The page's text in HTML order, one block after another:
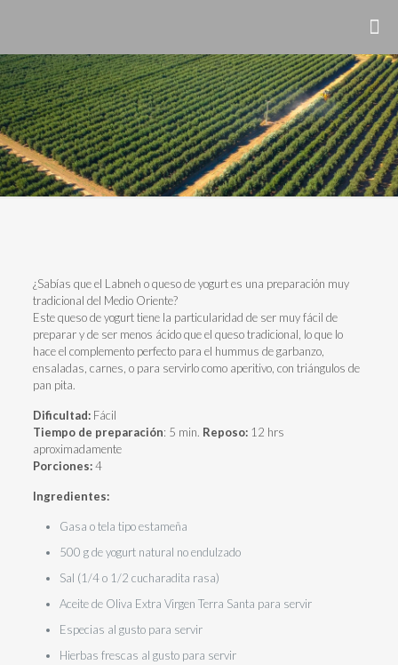
¿Sabías que el Labneh o queso de yogurt es una preparación muy
tradicional del Medio Oriente?
Este queso de yogurt tiene la particularidad de ser muy fácil de
preparar y de ser menos ácido que el queso tradicional, lo que lo
hace el complemento perfecto para el hummus de garbanzo,
ensaladas, carnes, o para servirlo como aperitivo, con triángulos de
pan pita.
Dificultad:Fácil
Tiempo de preparación: 5 min. Reposo:12 hrs
aproximadamente
Porciones:4
Ingredientes:
Gasa o tela tipo estameña
500 g de yogurt natural no endulzado
Sal (1/4 o 1/2 cucharadita rasa)
Aceite de Oliva Extra Virgen Terra Santa para servir
Especias al gusto para servir
Hierbas frescas al gusto para servir